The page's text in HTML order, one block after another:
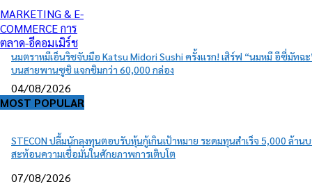
MARKETING & E-
COMMERCE การ
ตลาด-อีคอมเมิร์ช
นมตราหมีเอ็นริชจับมือ Katsu Midori Sushi ครั้งแรก! เสิร์ฟ “นมหมี อีซี่มัทฉะ
บนสายพานซูชิ แจกชิมกว่า 60,000 กล่อง
04/08/2026
MOST POPULAR
STECON ปลื้มนักลงทุนตอบรับหุ้นกู้เกินเป้าหมาย ระดมทุนสำเร็จ 5,000 ล้าน
สะท้อนความเชื่อมั่นในศักยภาพการเติบโต
07/08/2026